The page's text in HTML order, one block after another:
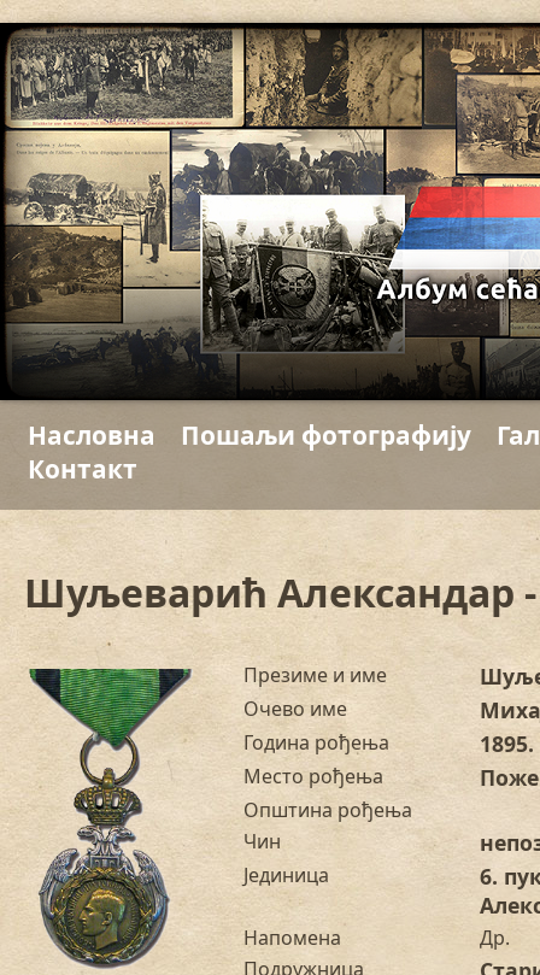
Насловна Пошаљи фотографију
Контакт
Шуљеварић Александар
Презиме и име
Очево име
Година рођења 1895.
Место рођења
Општина рођења
Чин
Јединица
6.
Напомена
Др.
Подружница